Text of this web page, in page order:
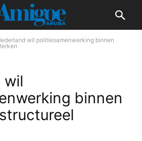
wil politiesamenwerking binnen
wil
binnen